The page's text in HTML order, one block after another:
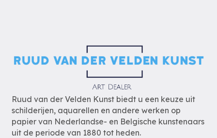
Ruud van der Velden Kunst biedt u een keuze uit
schilderijen, aquarellen en andere werken op
papier van Nederlandse- en Belgische kunstenaars
uit de periode van 1880 tot heden.